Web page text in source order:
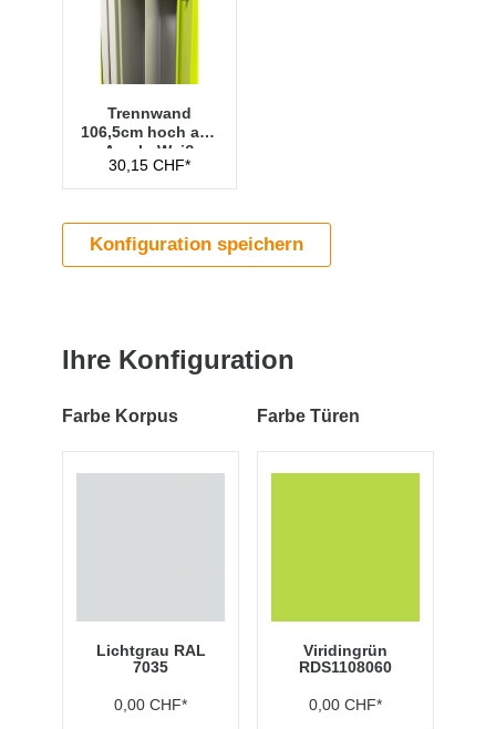
Trennwand
106,5cm hoch aus
Acryl - Weiß
30,15 CHF*
Konfiguration speichern
Ihre Konfiguration
Farbe Korpus
Lichtgrau RAL
7035
0,00 CHF*
Farbe Türen
Viridingrün
RDS1108060
0,00 CHF*